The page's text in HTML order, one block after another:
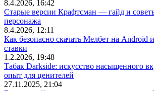
8.4.2026, 16:42
Старые версии Крафтсман — гайд и
персонажа
8.4.2026, 12:11
Как безопасно скачать Мелбет на Android и
ставки
1.2.2026, 19:48
Табак Darkside: искусство насыщенного
опыт для ценителей
27.11.2025, 21:04